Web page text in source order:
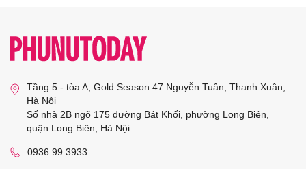
Tầng 5 - tòa A, Gold Season 47 Nguyễn Tuân, Thanh Xuân,
Hà Nội
Số nhà 2B ngõ 175 đường Bát Khối, phường Long Biên,
quận Long Biên, Hà Nội
0936 99 3933